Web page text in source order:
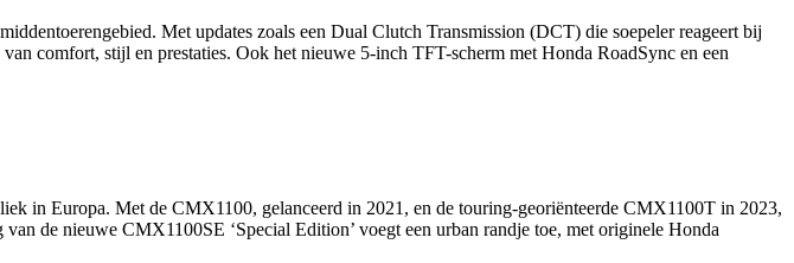
Met updates zoals een Dual Clutch Transmission (DCT) die soepeler reageert bij
comfort, stijl en prestaties. Ook het nieuwe 5-inch TFT-scherm met Honda RoadSync en een
in Europa. Met de CMX1100, gelanceerd in 2021, en de touring-georiënteerde CMX1100T in 2023,
de nieuwe CMX1100SE ‘Special Edition’ voegt een urban randje toe, met originele Honda